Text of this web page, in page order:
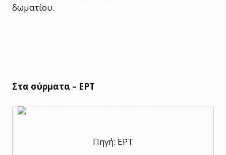
δωματίου.
Στα σύρματα – ΕΡΤ
Πηγή: ΕΡΤ